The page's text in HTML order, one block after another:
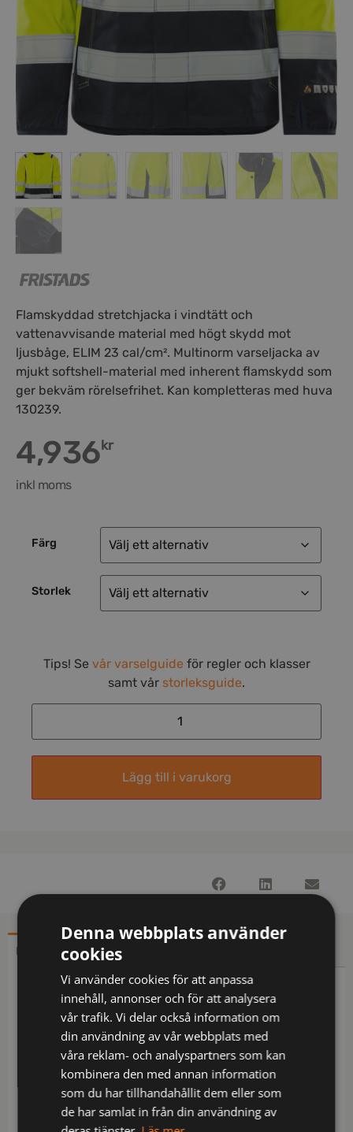
Flamskyddad stretchjacka i vindtätt och
vattenavvisande material med högt skydd mot
ljusbåge, ELIM 23 cal/cm². Multinorm varseljacka av
mjukt softshell-material med inherent flamskydd som
ger bekväm rörelsefrihet. Kan kompletteras med huva
130239.
4,936kr
inkl moms
Färg
Storlek
Tips! Se vår varselguide för regler och klasser
samt vår storleksguide.
Lägg till i varukorg
BESKRIVNING YTTERLIGARE INFORMATION
Beskrivning
Multinorm / Inherent flamskydd / Softshell
stretchmaterial / Vindtät och vattenavvisande /
Metallfri / Huva 130239 kan fästas på plagget med
tryckknappar / Dragkedja upp i kragen under
frontslå med dolda tryckknappar / Bröstficka med
dragkedja / Hälla på vänster framsida / 2 framfickor
Denna webbplats använder
cookies
Vi använder cookies för att anpassa
innehåll, annonser och för att analysera
vår trafik. Vi delar också information om
din användning av vår webbplats med
våra reklam- och analyspartners som kan
kombinera den med annan information
som du har tillhandahållit dem eller som
de har samlat in från din användning av